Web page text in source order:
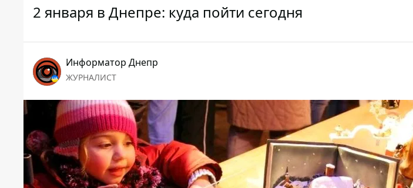
2 января в Днепре: куда пойти сегодня
Информатор Днепр
ЖУРНАЛИСТ